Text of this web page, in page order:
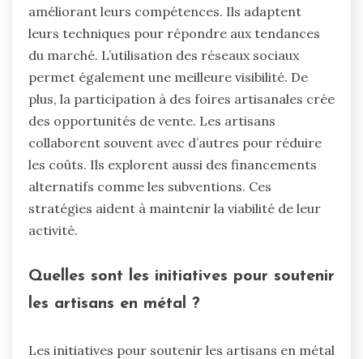
améliorant leurs compétences. Ils adaptent
leurs techniques pour répondre aux tendances
du marché. L’utilisation des réseaux sociaux
permet également une meilleure visibilité. De
plus, la participation à des foires artisanales crée
des opportunités de vente. Les artisans
collaborent souvent avec d’autres pour réduire
les coûts. Ils explorent aussi des financements
alternatifs comme les subventions. Ces
stratégies aident à maintenir la viabilité de leur
activité.
Quelles sont les initiatives pour soutenir
les artisans en métal ?
Les initiatives pour soutenir les artisans en métal